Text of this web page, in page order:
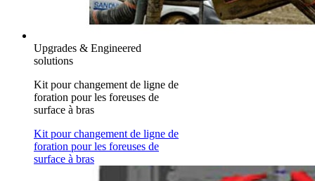
Upgrades & Engineered
solutions
Kit pour changement de ligne de
foration pour les foreuses de
surface à bras
Kit pour changement de ligne de
foration pour les foreuses de
surface à bras